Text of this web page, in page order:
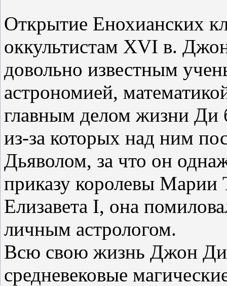
Открытие Енохианских
оккультистам XVI в.
довольно известным
астрономией,
главным делом жизни Ди
из-за которых над ним
Дьяволом, за что он
приказу королевы Марии
Елизавета I, она
личным астрологом.
Всю свою жизнь Джон Ди
средневековые